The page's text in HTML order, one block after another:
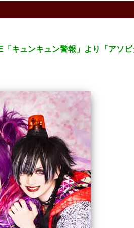
キュンキュン警報」より「アソビ